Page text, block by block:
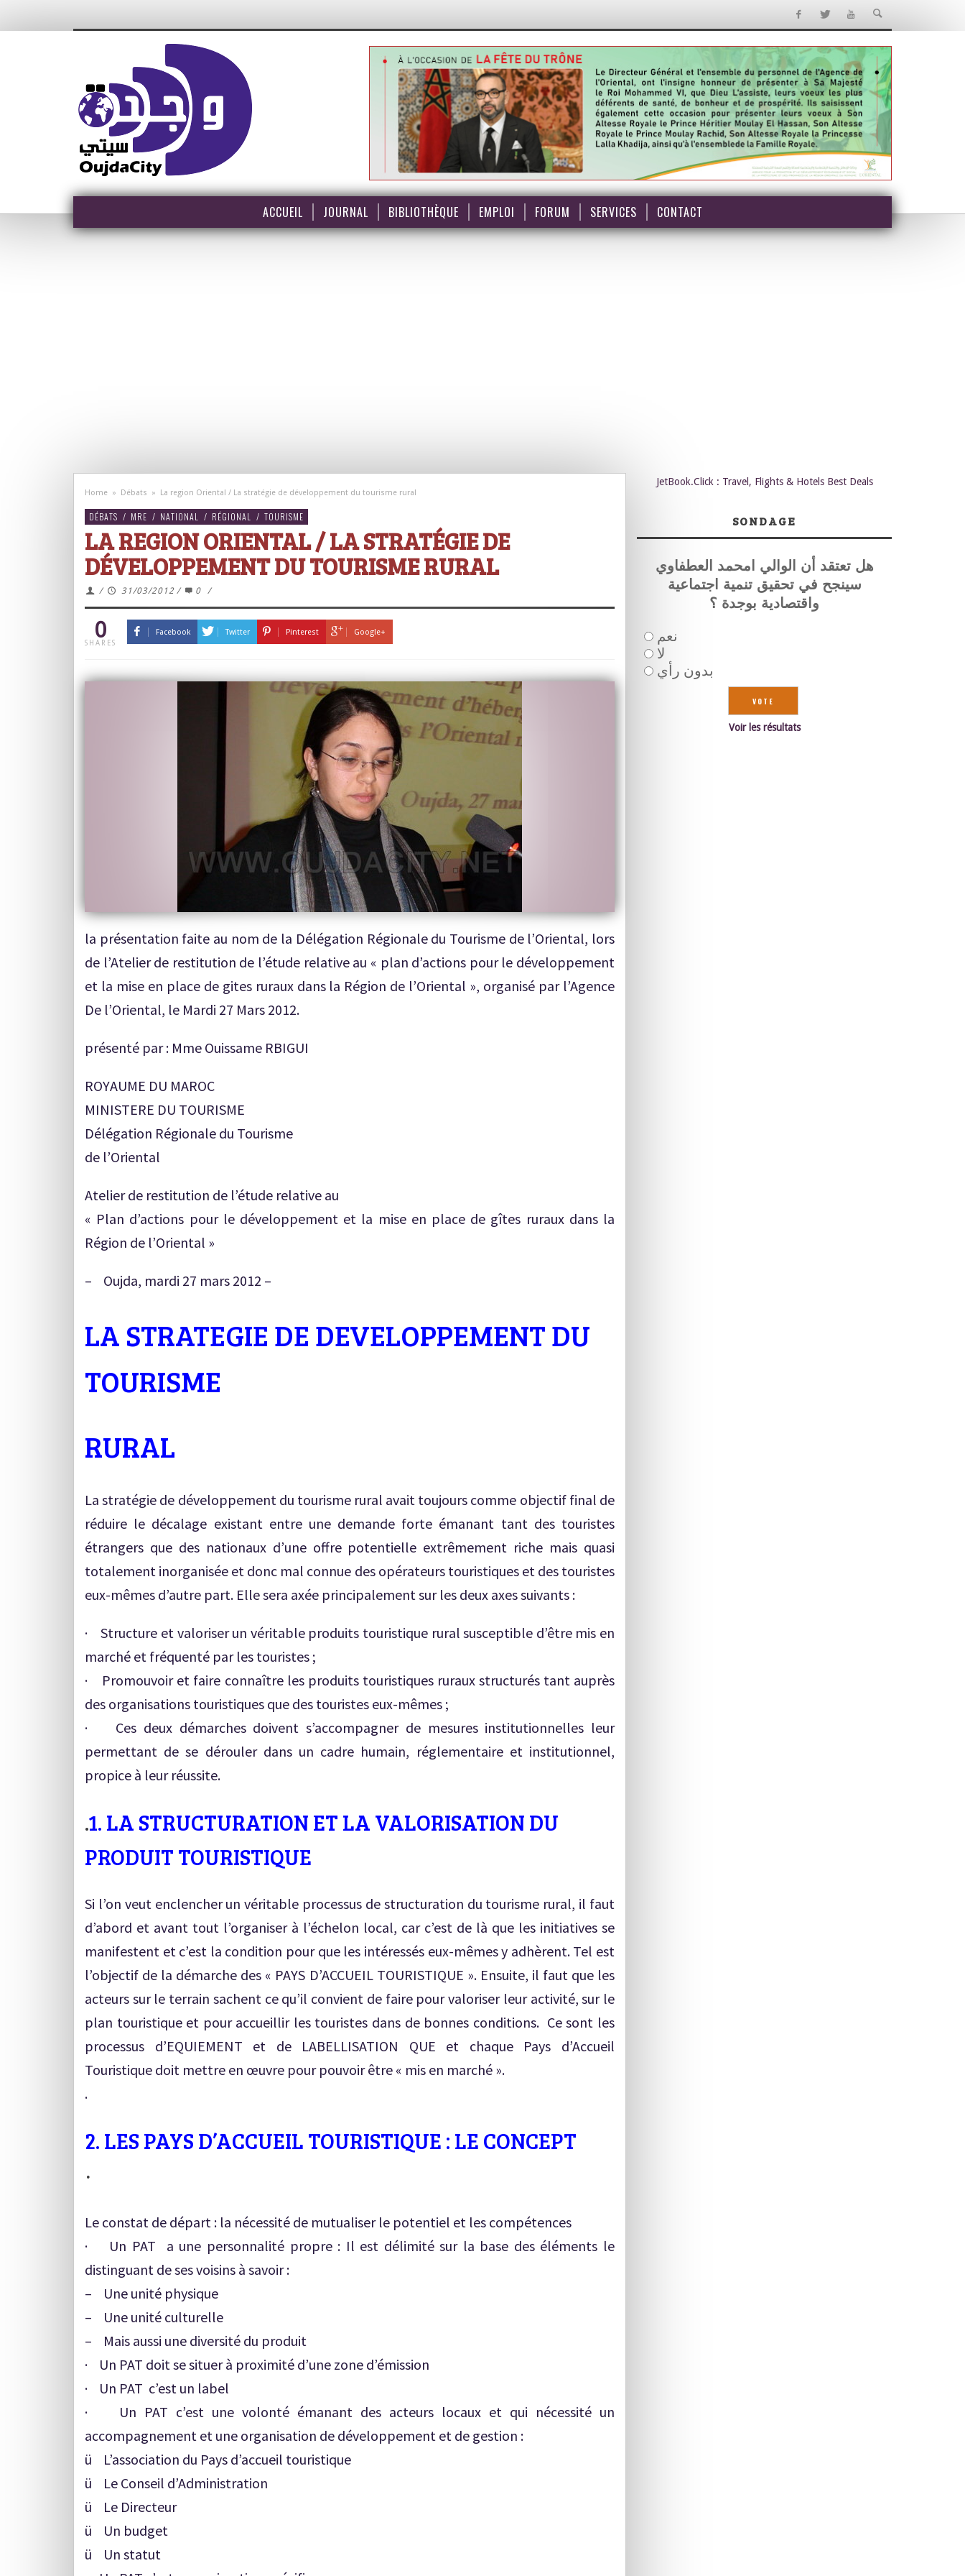
ACCUEIL JOURNAL BIBLIOTHÈQUE EMPLOI FORUM SERVICES CONTACT
Home » Débats » La region Oriental / La stratégie de développement du tourisme rural
DÉBATS / MRE / NATIONAL / RÉGIONAL / TOURISME
LA REGION ORIENTAL / LA STRATÉGIE DE
DÉVELOPPEMENT DU TOURISME RURAL
/ 31/03/2012 / 0 /
0
SHARES
Facebook Twitter Pinterest Google+
la présentation faite au nom de la Délégation Régionale du Tourisme de l’Oriental, lors
de l’Atelier de restitution de l’étude relative au « plan d’actions pour le développement
et la mise en place de gites ruraux dans la Région de l’Oriental », organisé par l’Agence
De l’Oriental, le Mardi 27 Mars 2012.
présenté par : Mme Ouissame RBIGUI
ROYAUME DU MAROC
MINISTERE DU TOURISME
Délégation Régionale du Tourisme
de l’Oriental
Atelier de restitution de l’étude relative au
« Plan d’actions pour le développement et la mise en place de gîtes ruraux dans la
Région de l’Oriental »
– Oujda, mardi 27 mars 2012 –
LA STRATEGIE DE DEVELOPPEMENT DU
TOURISME
RURAL
La stratégie de développement du tourisme rural avait toujours comme objectif final de
réduire le décalage existant entre une demande forte émanant tant des touristes
étrangers que des nationaux d’une offre potentielle extrêmement riche mais quasi
totalement inorganisée et donc mal connue des opérateurs touristiques et des touristes
eux-mêmes d’autre part. Elle sera axée principalement sur les deux axes suivants :
· Structure et valoriser un véritable produits touristique rural susceptible d’être mis en
marché et fréquenté par les touristes ;
· Promouvoir et faire connaître les produits touristiques ruraux structurés tant auprès
des organisations touristiques que des touristes eux-mêmes ;
· Ces deux démarches doivent s’accompagner de mesures institutionnelles leur
permettant de se dérouler dans un cadre humain, réglementaire et institutionnel,
propice à leur réussite.
.1. LA STRUCTURATION ET LA VALORISATION DU
PRODUIT TOURISTIQUE
Si l’on veut enclencher un véritable processus de structuration du tourisme rural, il faut
d’abord et avant tout l’organiser à l’échelon local, car c’est de là que les initiatives se
manifestent et c’est la condition pour que les intéressés eux-mêmes y adhèrent. Tel est
l’objectif de la démarche des « PAYS D’ACCUEIL TOURISTIQUE ». Ensuite, il faut que les
acteurs sur le terrain sachent ce qu’il convient de faire pour valoriser leur activité, sur le
plan touristique et pour accueillir les touristes dans de bonnes conditions. Ce sont les
processus d’EQUIEMENT et de LABELLISATION QUE et chaque Pays d’Accueil
Touristique doit mettre en œuvre pour pouvoir être « mis en marché ».
.
2. LES PAYS D’ACCUEIL TOURISTIQUE : LE CONCEPT
·
Le constat de départ : la nécessité de mutualiser le potentiel et les compétences
· Un PAT a une personnalité propre : Il est délimité sur la base des éléments le
distinguant de ses voisins à savoir :
– Une unité physique
– Une unité culturelle
– Mais aussi une diversité du produit
· Un PAT doit se situer à proximité d’une zone d’émission
· Un PAT c’est un label
· Un PAT c’est une volonté émanant des acteurs locaux et qui nécessité un
accompagnement et une organisation de développement et de gestion :
ü L’association du Pays d’accueil touristique
ü Le Conseil d’Administration
ü Le Directeur
ü Un budget
ü Un statut
JetBook.Click : Travel, Flights & Hotels Best Deals
SONDAGE
هل تعتقد أن الوالي امحمد العطفاوي
سينجح في تحقيق تنمية اجتماعية
واقتصادية بوجدة ؟
نعم
لا
بدون رأي
Voir les résultats